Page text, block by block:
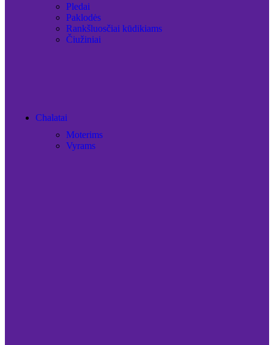
Pledai
Paklodės
Rankšluosčiai kūdikiams
Čiužiniai
Chalatai
Moterims
Vyrams